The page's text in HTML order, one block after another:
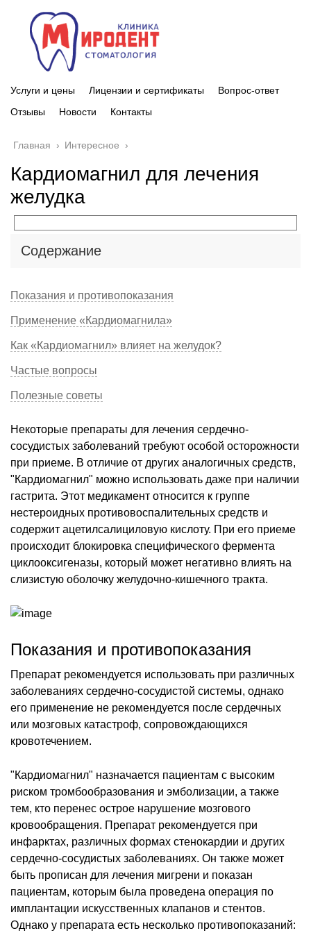
Услуги и цены Лицензии и сертификаты
Вопрос-ответ
Отзывы
Новости Контакты
Главная › Интересное ›
Кардиомагнил для лечения
желудка
Содержание
Показания и противопоказания
Применение «Кардиомагнила»
Как «Кардиомагнил» влияет на желудок?
Частые вопросы
Полезные советы
Некоторые препараты для лечения сердечно-
сосудистых заболеваний требуют особой осторожности
при приеме. В отличие от других аналогичных средств,
"Кардиомагнил" можно использовать даже при наличии
гастрита. Этот медикамент относится к группе
нестероидных противовоспалительных средств и
содержит ацетилсалициловую кислоту. При его приеме
происходит блокировка специфического фермента
циклооксигеназы, который может негативно влиять на
слизистую оболочку желудочно-кишечного тракта.
Показания и противопоказания
Препарат рекомендуется использовать при различных
заболеваниях сердечно-сосудистой системы, однако
его применение не рекомендуется после сердечных
или мозговых катастроф, сопровождающихся
кровотечением.
"Кардиомагнил" назначается пациентам с высоким
риском тромбообразования и эмболизации, а также
тем, кто перенес острое нарушение мозгового
кровообращения. Препарат рекомендуется при
инфарктах, различных формах стенокардии и других
сердечно-сосудистых заболеваниях. Он также может
быть прописан для лечения мигрени и показан
пациентам, которым была проведена операция по
имплантации искусственных клапанов и стентов.
Однако у препарата есть несколько противопоказаний: